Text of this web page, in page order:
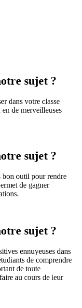
sujet ?
dans votre classe
de merveilleuses
sujet ?
bon outil pour rendre
de gagner
sujet ?
ennuyeuses dans
de comprendre
de toute
au cours de leur